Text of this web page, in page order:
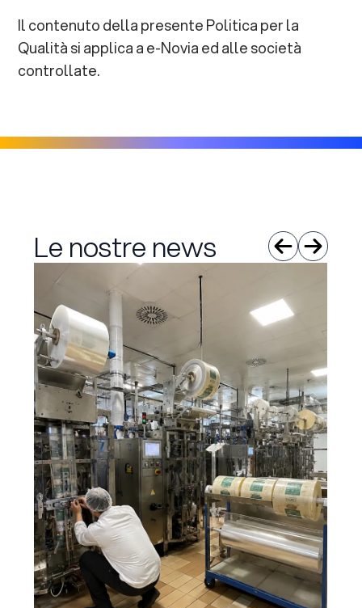
Il contenuto della presente Politica per la
Qualità si applica a e-Novia ed alle società
controllate.
Le nostre news